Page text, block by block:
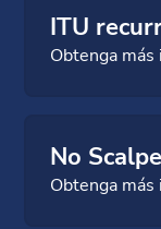
ITU
Obtenga
No
Obtenga